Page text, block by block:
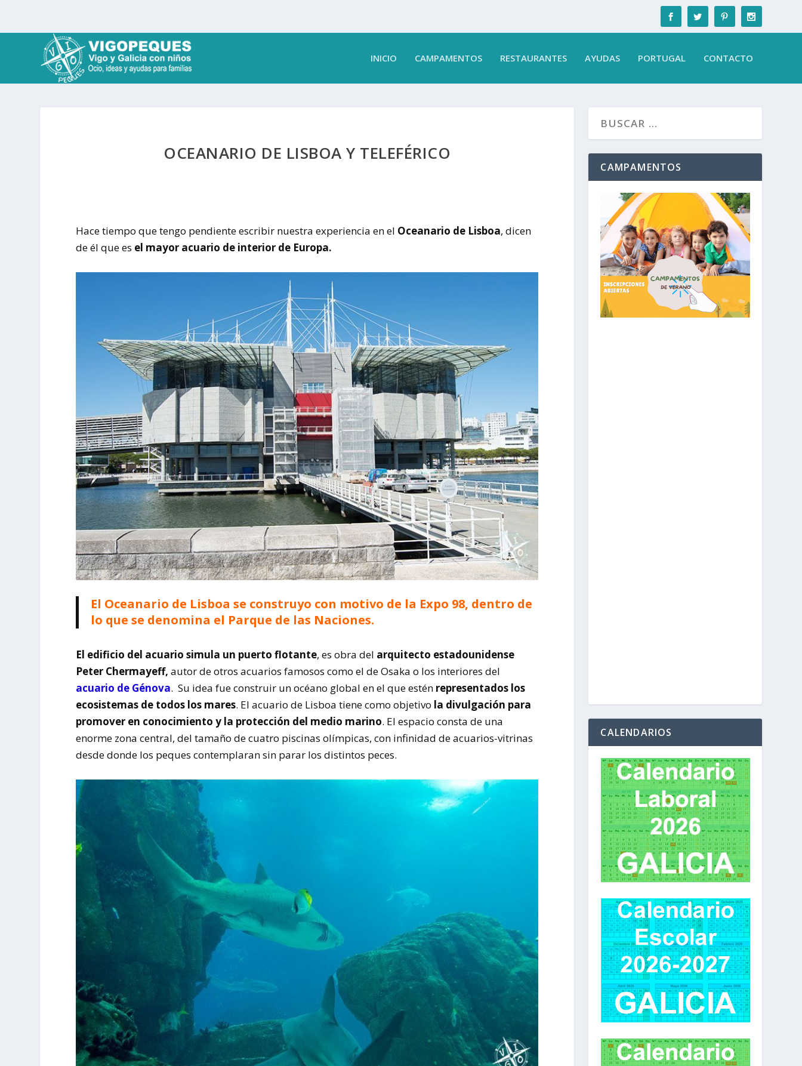
INICIO CAMPAMENTOS RESTAURANTES AYUDAS PORTUGAL CONTACTO
OCEANARIO DE LISBOA Y TELEFÉRICO
Hace tiempo que tengo pendiente escribir nuestra experiencia en el Oceanario de Lisboa, dicen
de él que es el mayor acuario de interior de Europa.
El Oceanario de Lisboa se construyo con motivo de la Expo 98, dentro de
lo que se denomina el Parque de las Naciones.
El edificio del acuario simula un puerto flotante, es obra del arquitecto estadounidense
Peter Chermayeff, autor de otros acuarios famosos como el de Osaka o los interiores del
acuario de Génova. Su idea fue construir un océano global en el que estén representados los
ecosistemas de todos los mares. El acuario de Lisboa tiene como objetivo la divulgación para
promover en conocimiento y la protección del medio marino. El espacio consta de una
enorme zona central, del tamaño de cuatro piscinas olímpicas, con infinidad de acuarios-vitrinas
desde donde los peques contemplaran sin parar los distintos peces.
CAMPAMENTOS
CALENDARIOS